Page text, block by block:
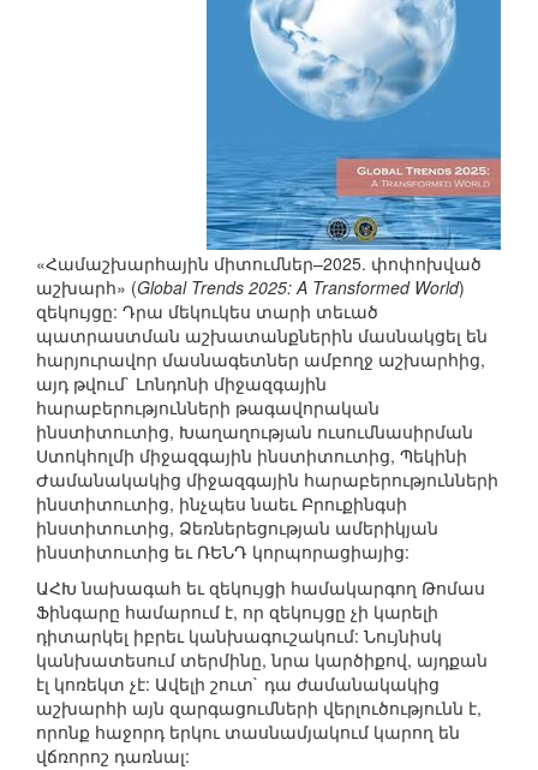
«Համաշխարհային միտումներ–2025. փոփոխված
աշխարհ» (Global Trends 2025: A Transformed World)
զեկույցը: Դրա մեկուկես տարի տեւած
պատրաստման աշխատանքներին մասնակցել են
հարյուրավոր մասնագետներ ամբողջ աշխարհից,
այդ թվում` Լոնդոնի միջազգային
հարաբերությունների թագավորական
ինստիտուտից, Խաղաղության ուսումնասիրման
Ստոկհոլմի միջազգային ինստիտուտից, Պեկինի
Ժամանակակից միջազգային հարաբերությունների
ինստիտուտից, ինչպես նաեւ Բրուքինգսի
ինստիտուտից, Ձեռներեցության ամերիկյան
ինստիտուտից եւ ՌԵՆԴ կորպորացիայից:
ԱՀԽ նախագահ եւ զեկույցի համակարգող Թոմաս
Ֆինգարը համարում է, որ զեկույցը չի կարելի
դիտարկել իբրեւ կանխագուշակում: Նույնիսկ
կանխատեսում տերմինը, նրա կարծիքով, այդքան
էլ կոռեկտ չէ: Ավելի շուտ` դա ժամանակակից
աշխարհի այն զարգացումների վերլուծությունն է,
որոնք հաջորդ երկու տասնամյակում կարող են
վճռորոշ դառնալ: